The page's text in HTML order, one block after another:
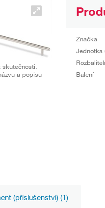
skutečnosti.
a popisu
Značka
Jednotka
Balení
(příslušenství) (1)